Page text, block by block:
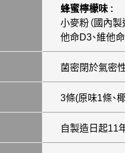
蜂蜜檸檬味 :
小麥粉（國內製
他命D3、維他命
菌密閉於氣密
3條(原味1條、
自製造日起11